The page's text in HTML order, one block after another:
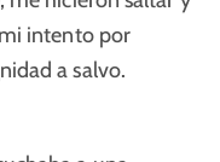
intento por
a salvo.